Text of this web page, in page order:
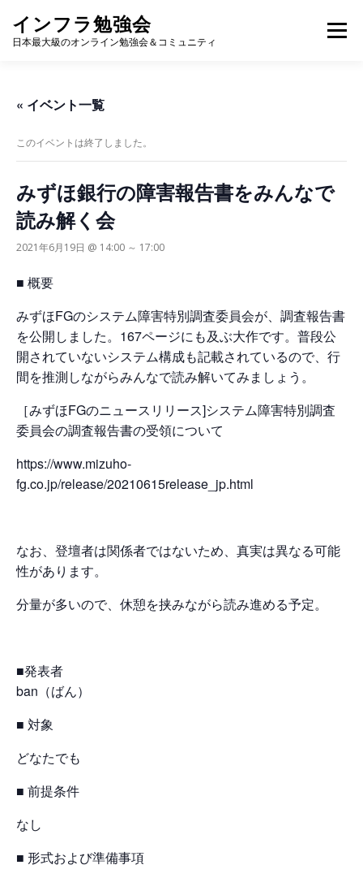
インフラ勉強会
日本最大級のオンライン勉強会＆コミュニティ
メニュー
« イベント一覧
このイベントは終了しました。
みずほ銀行の障害報告書をみんなで
読み解く会
2021年6月19日 @ 14:00 ～ 17:00
■ 概要
みずほFGのシステム障害特別調査委員会が、調査報告書
を公開しました。167ページにも及ぶ大作です。普段公
開されていないシステム構成も記載されているので、行
間を推測しながらみんなで読み解いてみましょう。
［みずほFGのニュースリリース]システム障害特別調査
委員会の調査報告書の受領について
https://www.mizuho-
fg.co.jp/release/20210615release_jp.html
なお、登壇者は関係者ではないため、真実は異なる可能
性があります。
分量が多いので、休憩を挟みながら読み進める予定。
■発表者
ban（ばん）
■ 対象
どなたでも
■ 前提条件
なし
■ 形式および準備事項